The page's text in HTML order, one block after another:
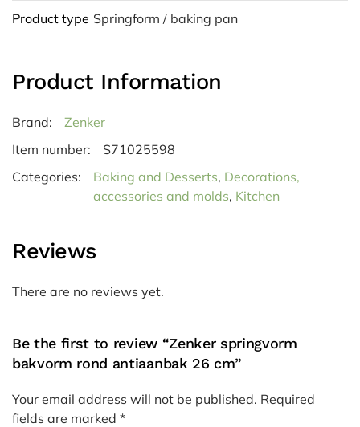
Product type Springform / baking pan
Product Information
Brand:
Zenker
Item number:
S71025598
Categories:
Baking and Desserts, Decorations,
accessories and molds, Kitchen
Reviews
There are no reviews yet.
Be the first to review “Zenker springvorm
bakvorm rond antiaanbak 26 cm”
Your email address will not be published. Required
fields are marked *